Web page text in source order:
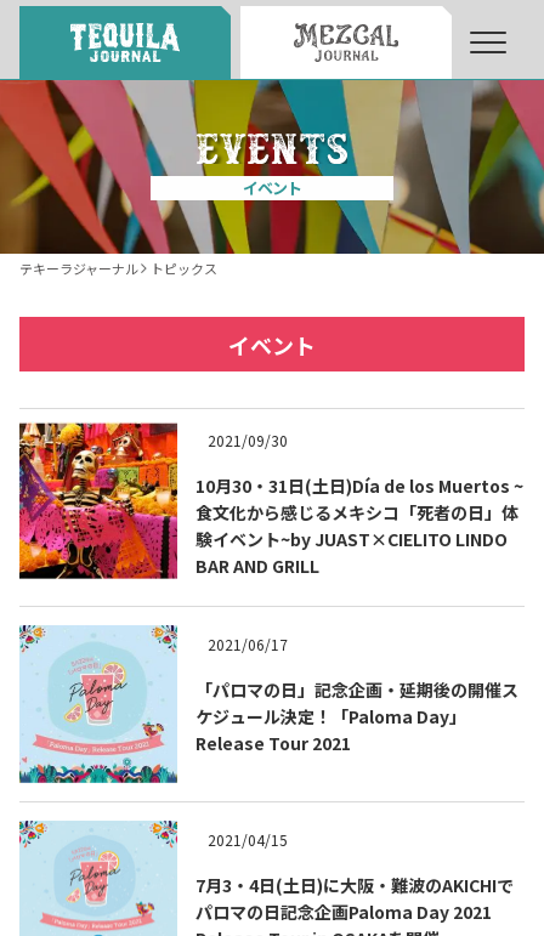
About About Tequila Journal
テキーラとは What’s Tequila
テキーラマーケット
テキーラの飲み方 How to Drink Tequila
メキシコ料理 Cuisines of Mexico
メキシコ旅行
メキシコの記念日
イベント
テキーラジャーナル トピックス
イベント
2021/09/30
10月30・31日(土日)Día de los Muertos ~
食文化から感じるメキシコ「死者の日」体
験イベント~by JUAST×CIELITO LINDO
BAR AND GRILL
2021/06/17
「パロマの日」記念企画・延期後の開催ス
ケジュール決定！「Paloma Day」
Release Tour 2021
2021/04/15
7月3・4日(土日)に大阪・難波のAKICHIで
パロマの日記念企画Paloma Day 2021